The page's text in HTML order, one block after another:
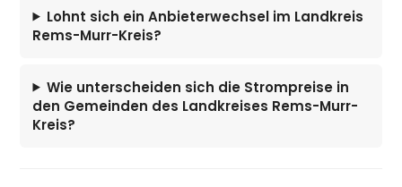
Lohnt sich ein Anbieterwechsel im Landkreis
Rems-Murr-Kreis?
Wie unterscheiden sich die Strompreise in
den Gemeinden des Landkreises Rems-Murr-
Kreis?